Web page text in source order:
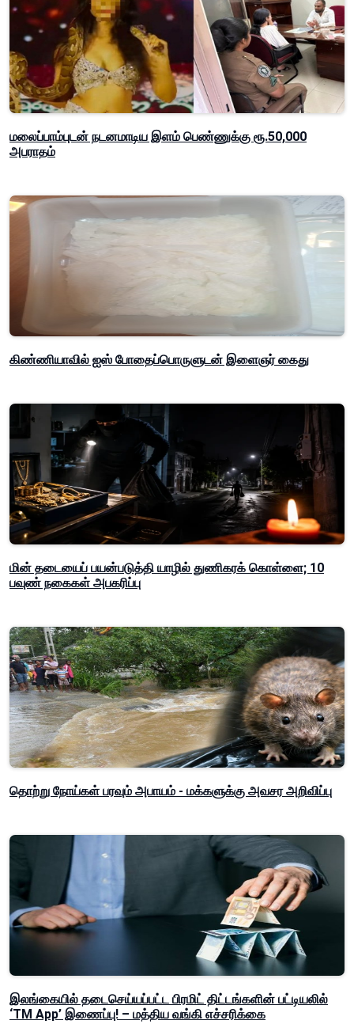
மலைப்பாம்புடன் நடனமாடிய இளம் பெண்ணுக்கு ரூ.50,000
அபராதம்
கிண்ணியாவில் ஐஸ் போதைப்பொருளுடன் இளைஞர் கைது
மின் தடையைப் பயன்படுத்தி யாழில் துணிகரக் கொள்ளை; 10
பவுண் நகைகள் அபகரிப்பு
தொற்று நோய்கள் பரவும் அபாயம் - மக்களுக்கு அவசர அறிவிப்பு
இலங்கையில் தடைசெய்யப்பட்ட பிரமிட் திட்டங்களின் பட்டியலில்
‘TM App’ இணைப்பு! – மத்திய வங்கி எச்சரிக்கை